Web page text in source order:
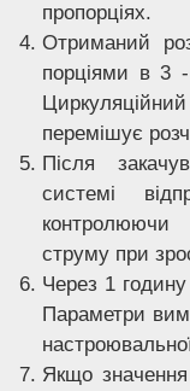
пропорціях.
Отриманий
порціями в 3
перемішує
Після
системі
контролюючи
струму при
Через 1
Параметри
Якщо